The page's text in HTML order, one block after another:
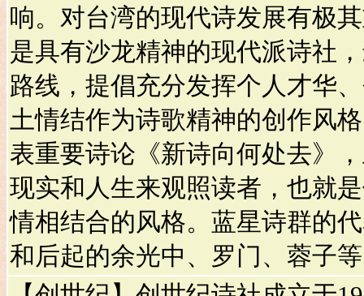
响。对台湾的现代诗发展有极
是具有沙龙精神的现代派诗社
路线，提倡充分发挥个人才华
土情结作为诗歌精神的创作风
表重要诗论《新诗向何处去》
现实和人生来观照读者，也就
情相结合的风格。蓝星诗群的
和后起的余光中、罗门、蓉子